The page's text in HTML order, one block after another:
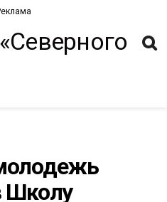
Школу